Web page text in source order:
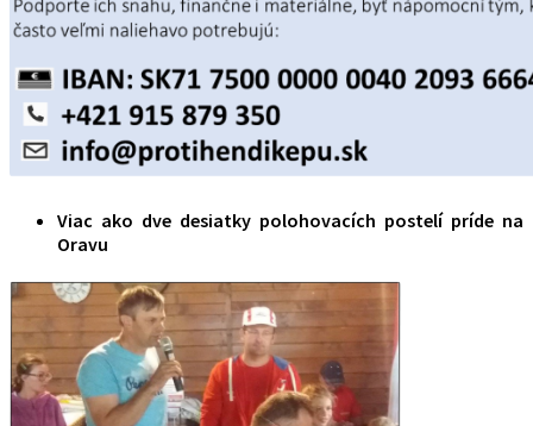
Viac ako dve desiatky polohovacích postelí príde na
Oravu